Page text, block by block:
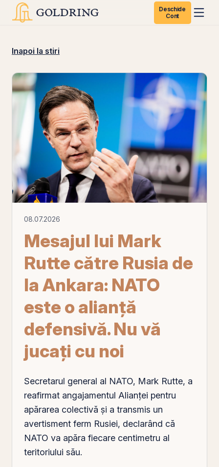
Deschide
Cont
Inapoi la stiri
08.07.2026
Mesajul lui Mark
Rutte către Rusia de
la Ankara: NATO
este o alianță
defensivă. Nu vă
jucați cu noi
Secretarul general al NATO, Mark Rutte, a
reafirmat angajamentul Alianței pentru
apărarea colectivă și a transmis un
avertisment ferm Rusiei, declarând că
NATO va apăra fiecare centimetru al
teritoriului său.